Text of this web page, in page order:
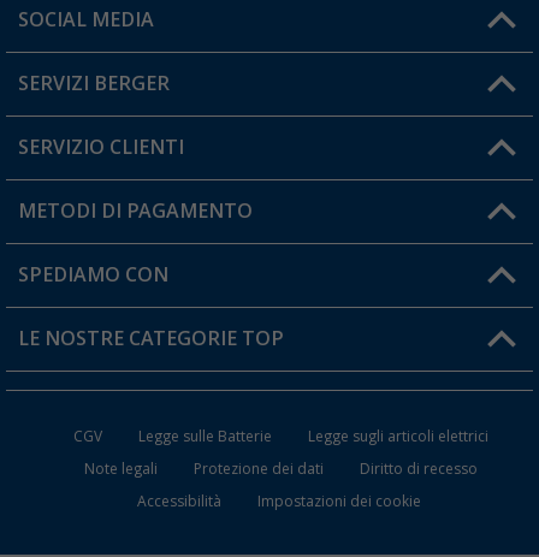
Orari di apertura del servizio:
Hai una domanda?
SOCIAL MEDIA
SERVIZI BERGER
Diventare rivenditori
Il mio Account
Carta fedeltà Berger
SERVIZIO CLIENTI
Informazioni sulla spedizione
Resi
FAQ e Contatti
METODI DI PAGAMENTO
SPEDIAMO CON
LE NOSTRE CATEGORIE TOP
Mobili per il Campeggio
CGV Legge sulle Batterie
Legge sugli articoli elettrici
Note legali
Protezione dei dati
Diritto di recesso
Accessibilità
Impostazioni dei cookie